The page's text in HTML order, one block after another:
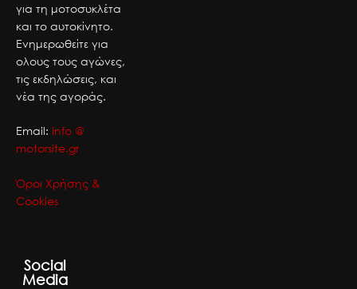
για τη μοτοσυκλέτα
και το αυτοκίνητο.
Ενημερωθείτε για
ολους τους αγώνες,
τις εκδηλώσεις, και
νέα της αγοράς.
Email: info @
motorsite.gr
Όροι Χρήσης &
Cookies
Social
Media